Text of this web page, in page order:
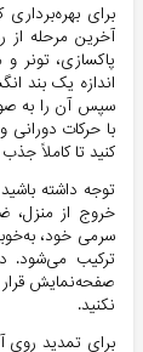
برای
آخرین مرحله از
پاکسازی، تونر
اندازه یک بند
سپس آن را به
با حرکات
کنید تا کاملاً
خروج از منزل،
سرمی خود،
ترکیب می‌شود.
نکنید.